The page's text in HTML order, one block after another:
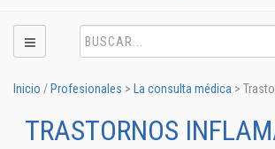
Inicio / Profesionales > La consulta médica >
TRASTORNOS